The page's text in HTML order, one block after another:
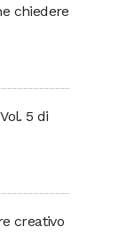
chiedere
5 di
creativo